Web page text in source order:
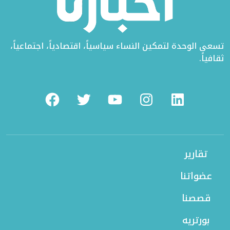
تسعى الوحدة لتمكين النساء سياسياً، اقتصادياً، اجتماعياً،
ثقافياً.
FacebookTwitterYoutubeInstagramLinkedin
تقارير
عضواتنا
قصصنا
بورتريه